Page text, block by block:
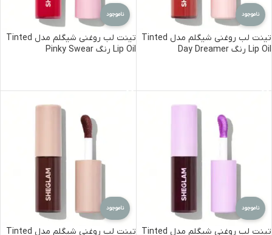
ناموجود
تینت لب روغنی شیگلم مدل Tinted
Lip Oil رنگ Day Dreamer
ناموجود
تینت لب روغنی شیگلم مدل Tinted
Lip Oil رنگ Pinky Swear
ناموجود
تینت لب روغنی شیگلم مدل Tinted
ناموجود
تینت لب روغنی شیگلم مدل Tinted